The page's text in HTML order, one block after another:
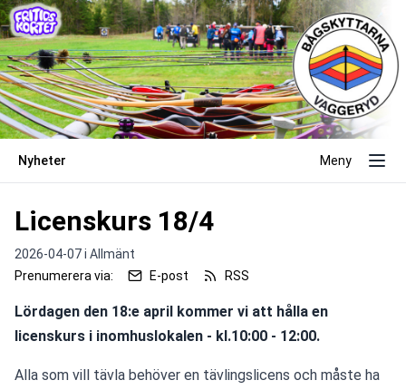
Nyheter Meny
Licenskurs 18/4
2026-04-07 i Allmänt
Prenumerera via:
E-post RSS
Lördagen den 18:e april kommer vi att hålla en
licenskurs i inomhuslokalen - kl.10:00 - 12:00.
Alla som vill tävla behöver en tävlingslicens och måste ha